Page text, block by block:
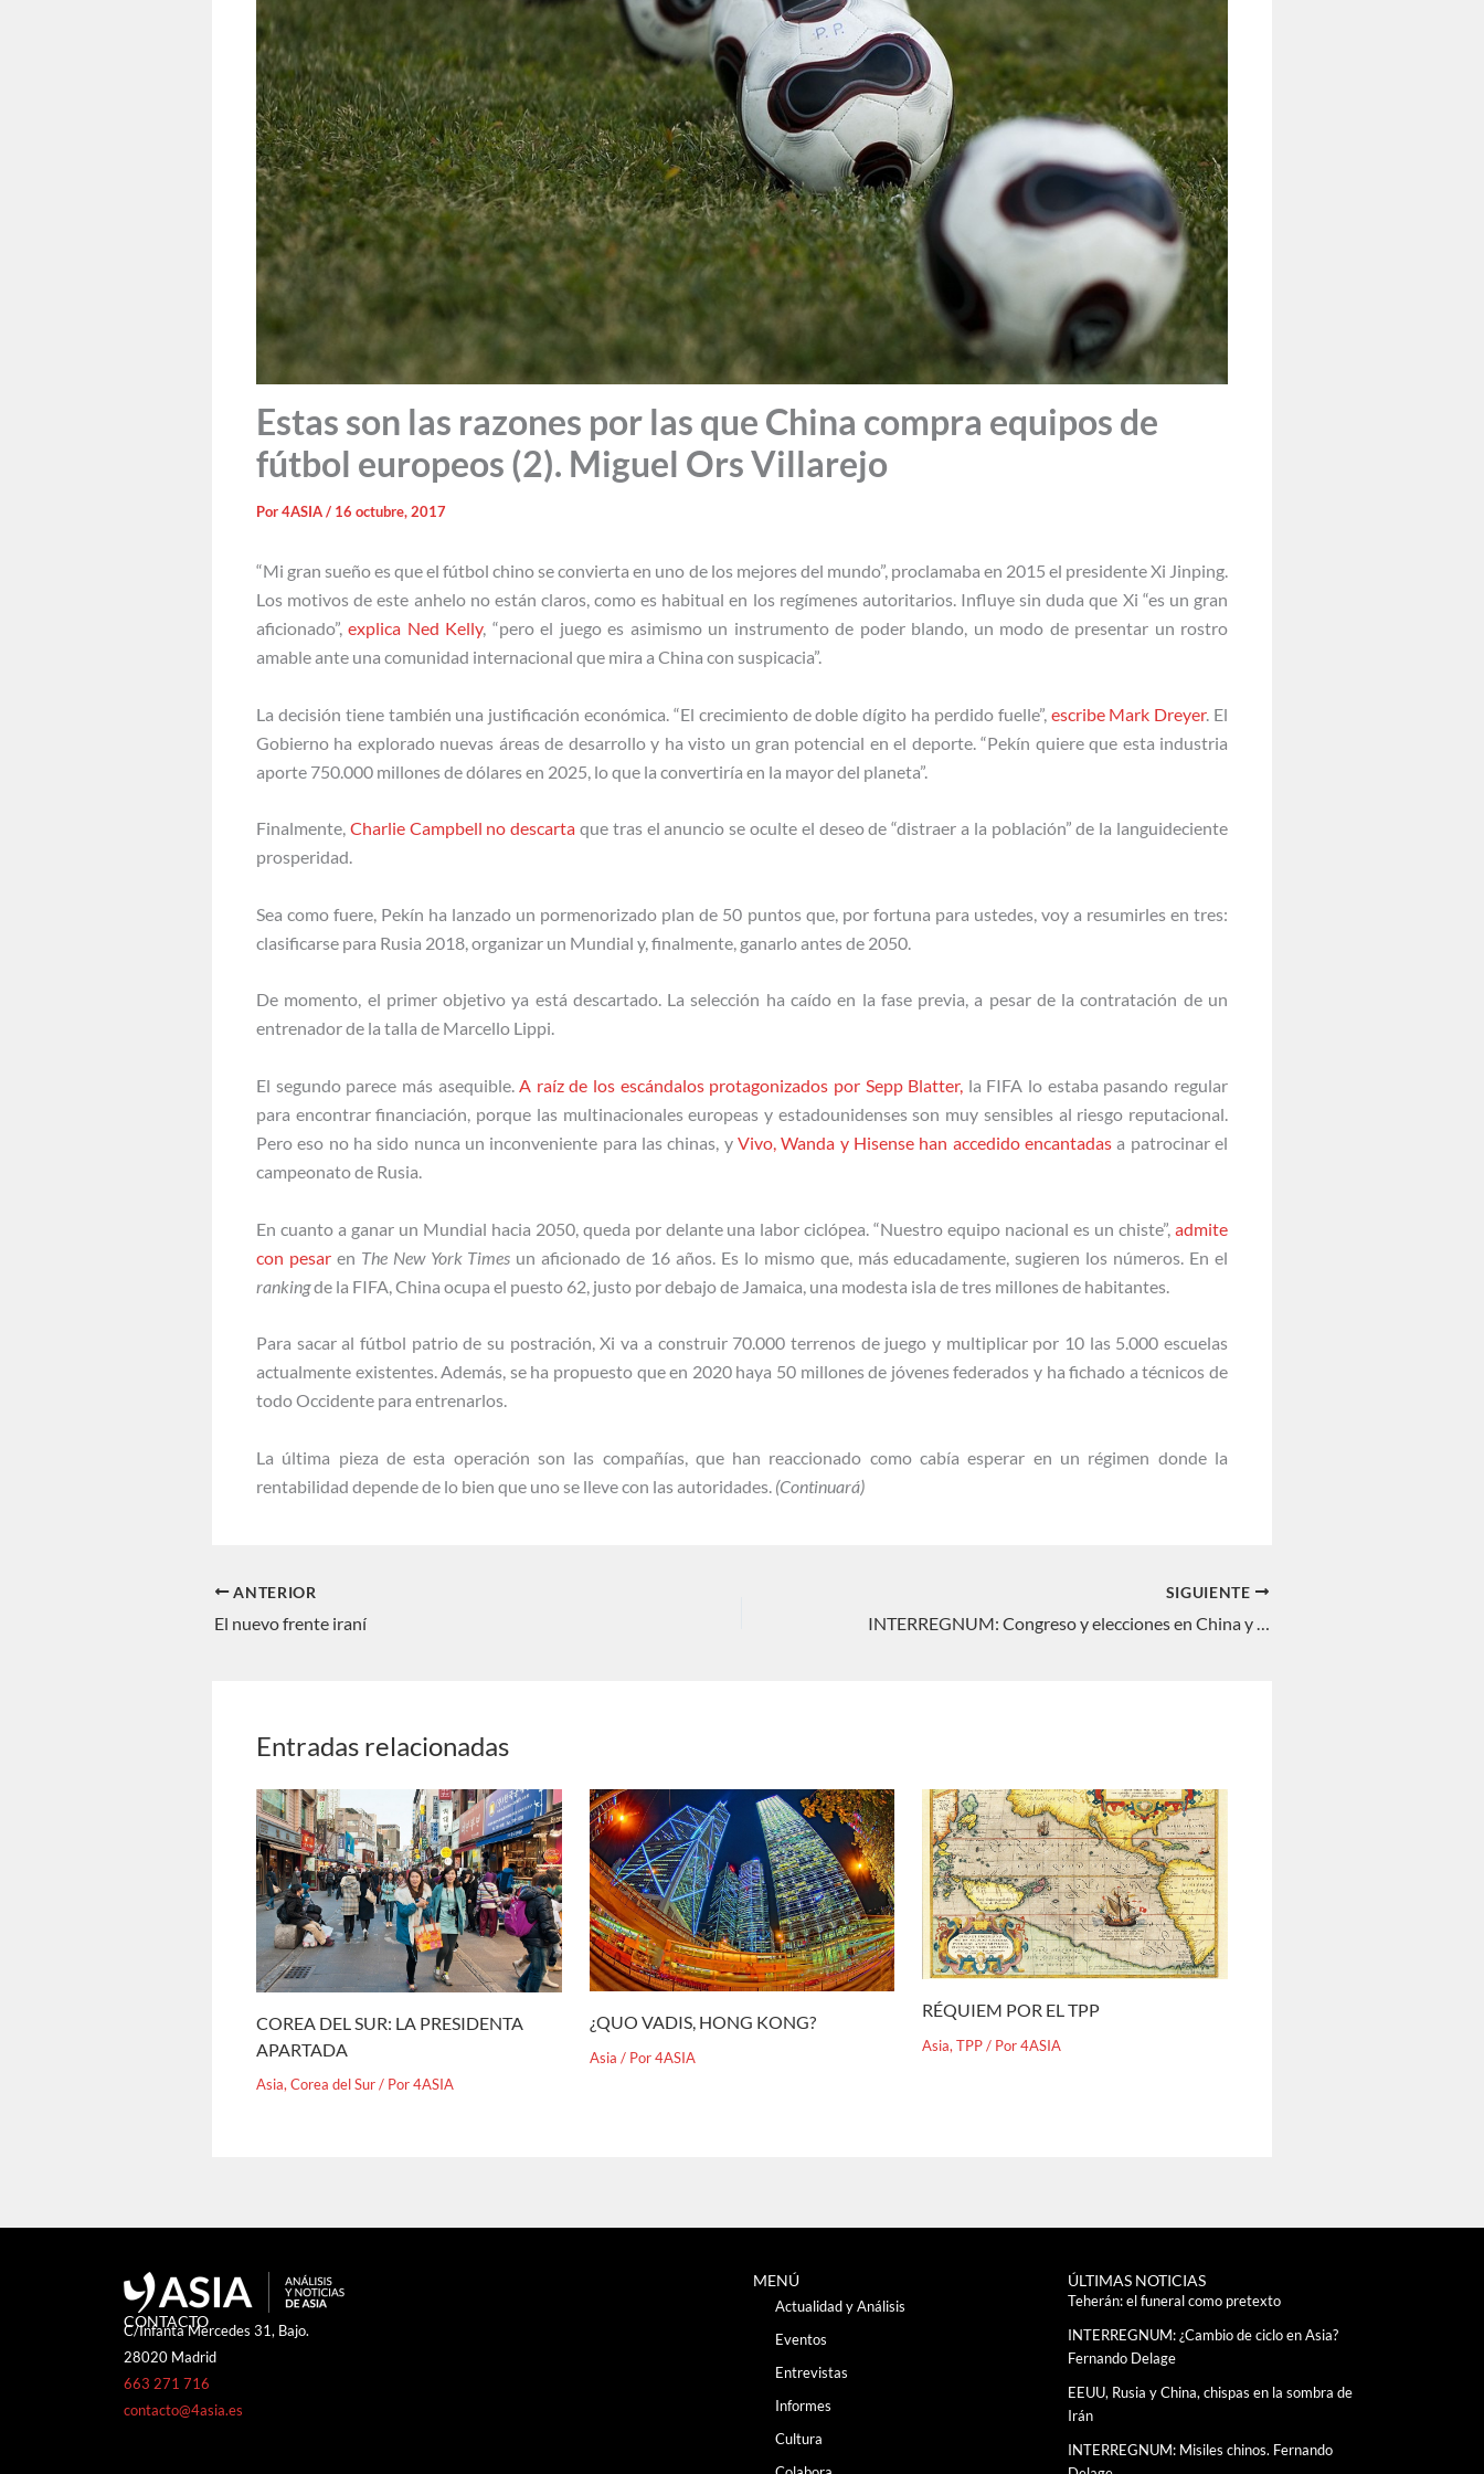
Estas son las razones por las que China compra equipos de
fútbol europeos (2). Miguel Ors Villarejo
Por4ASIA/ 16 octubre, 2017
“Mi gran sueño es que el fútbol chino se convierta en uno de los mejores del mundo”, proclamaba en 2015 el presidente Xi Jinping.
Los motivos de este anhelo no están claros, como es habitual en los regímenes autoritarios. Influye sin duda que Xi “es un gran
aficionado”,explica Ned Kelly, “pero el juego es asimismo un instrumento de poder blando, un modo de presentar un rostro
amable ante una comunidad internacional que mira a China con suspicacia”.
La decisión tiene también una justificación económica. “El crecimiento de doble dígito ha perdido fuelle”, escribe Mark Dreyer. El
Gobierno ha explorado nuevas áreas de desarrollo y ha visto un gran potencial en el deporte. “Pekín quiere que esta industria
aporte 750.000 millones de dólares en 2025, lo que la convertiría en la mayor del planeta”.
Finalmente, Charlie Campbell no descarta que tras el anuncio se oculte el deseo de “distraer a la población” de la languideciente
prosperidad.
Sea como fuere, Pekín ha lanzado un pormenorizado plan de 50 puntos que, por fortuna para ustedes, voy a resumirles en tres:
clasificarse para Rusia 2018, organizar un Mundial y, finalmente, ganarlo antes de 2050.
De momento, el primer objetivo ya está descartado. La selección ha caído en la fase previa, a pesar de la contratación de un
entrenador de la talla de Marcello Lippi.
El segundo parece más asequible.A raíz de los escándalos protagonizados por Sepp Blatter, la FIFA lo estaba pasando regular
para encontrar financiación, porque las multinacionales europeas y estadounidenses son muy sensibles al riesgo reputacional.
Pero eso no ha sido nunca un inconveniente para las chinas, y Vivo, Wanda y Hisense han accedido encantadas a patrocinar el
campeonato de Rusia.
En cuanto a ganar un Mundial hacia 2050, queda por delante una labor ciclópea. “Nuestro equipo nacional es un chiste”, admite
con pesaren The New York Times un aficionado de 16 años. Es lo mismo que, más educadamente, sugieren los números. En el
rankingde la FIFA, China ocupa el puesto 62, justo por debajo de Jamaica, una modesta isla de tres millones de habitantes.
Para sacar al fútbol patrio de su postración, Xi va a construir 70.000 terrenos de juego y multiplicar por 10 las 5.000 escuelas
actualmente existentes. Además, se ha propuesto que en 2020 haya 50 millones de jóvenes federados y ha fichado a técnicos de
todo Occidente para entrenarlos.
La última pieza de esta operación son las compañías, que han reaccionado como cabía esperar en un régimen donde la
rentabilidad depende de lo bien que uno se lleve con las autoridades. (Continuará)
ANTERIOR
El nuevo frente iraní
SIGUIENTE
INTERREGNUM: Congreso y elecciones en China y Japón. Fernando Delage
Entradas relacionadas
COREA DEL SUR: LA PRESIDENTA
APARTADA
Asia,Corea del Sur/ Por4ASIA
¿QUO VADIS, HONG KONG?
Asia / Por4ASIA
RÉQUIEM POR EL TPP
Asia,TPP/ Por4ASIA
CONTACTO
C/Infanta Mercedes 31, Bajo.
28020 Madrid
663 271 716
contacto@4asia.es
MENÚ
Actualidad y Análisis
Eventos
Entrevistas
Informes
Cultura
ÚLTIMAS NOTICIAS
Teherán: el funeral como pretexto
INTERREGNUM: ¿Cambio de ciclo en Asia?
Fernando Delage
EEUU, Rusia y China, chispas en la sombra de
Irán
INTERREGNUM: Misiles chinos. Fernando